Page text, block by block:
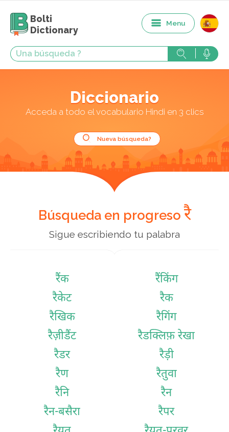
Bolti
Dictionary
Menu
Diccionario
Acceda a todo el vocabulario Hindi en 3 clics
Nueva búsqueda?
Búsqueda en progreso रै
Sigue escribiendo tu palabra
रैंक
रैंकिंग
रैकेट
रैक
रैखिक
रैगिंग
रैज़ीडैंट
रैडक्लिफ़ रेखा
रैडर
रैड़ी
रैण
रैतुवा
रैनि
रैन
रैन-बसैरा
रैपर